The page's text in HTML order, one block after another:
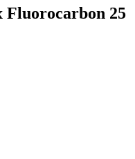
Fluorocarbon 25